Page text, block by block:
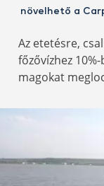
növelhető a
Az etetésre,
főzővízhez
magokat